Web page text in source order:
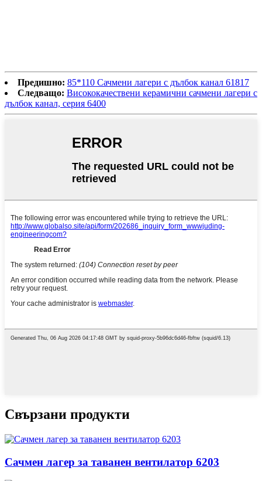
Предишно: 85*110 Сачмени лагери с дълбок канал 61817
Следващо: Висококачествени керамични сачмени лагери с
дълбок канал, серия 6400
Свързани продукти
Сачмен лагер за таванен вентилатор 6203